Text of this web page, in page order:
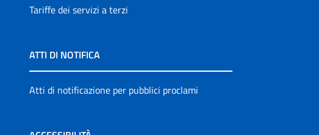
Tariffe dei servizi a terzi
ATTI DI NOTIFICA
Atti di notificazione per pubblici proclami